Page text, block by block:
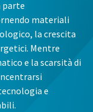
parte
materiali
la crescita
Mentre
e la scarsità di
e